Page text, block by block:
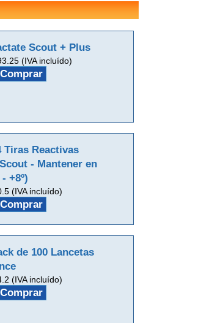
Scout + Plus
(IVA incluído)
Comprar
Tiras Reactivas
- Mantener en
+8º)
(IVA incluído)
Comprar
de 100 Lancetas
(IVA incluído)
Comprar